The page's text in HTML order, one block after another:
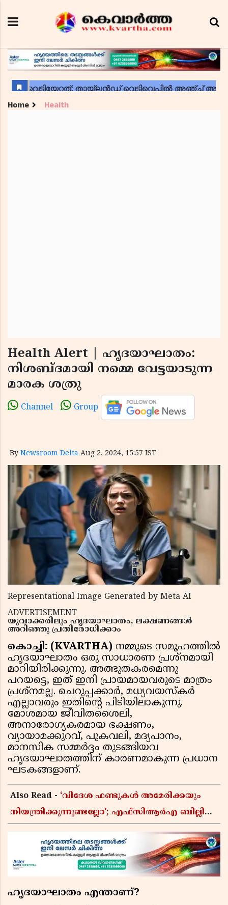
Home Health
Health Alert | ഹൃദയാഘാതം:
നിശബ്ദമായി നമ്മെ വേട്ടയാടുന്ന
മാരക ശത്രു
Channel Group
By Newsroom Delta Aug 2, 2024, 15:57 IST
Representational Image Generated by Meta AI
ADVERTISEMENT
യുവാക്കരിലും ഹൃദയാഘാതം, ലക്ഷണങ്ങൾ
അറിഞ്ഞു പ്രതിരോധിക്കാം
കൊച്ചി: (KVARTHA) നമ്മുടെ സമൂഹത്തിൽ
ഹൃദയാഘാതം ഒരു സാധാരണ പ്രശ്നമായി
മാറിയിരിക്കുന്നു. അത്ഭുതകരമെന്നു
പറയട്ടെ, ഇത് ഇനി പ്രായമായവരുടെ മാത്രം
പ്രശ്നമല്ല. ചെറുപ്പക്കാർ, മധ്യവയസ്കർ
എല്ലാവരും ഇതിന്റെ പിടിയിലാകുന്നു.
മോശമായ ജീവിതശൈലി,
അനാരോഗ്യകരമായ ഭക്ഷണം,
വ്യായാമക്കുറവ്, പുകവലി, മദ്യപാനം,
മാനസിക സമ്മർദ്ദം തുടങ്ങിയവ
ഹൃദയാഘാതത്തിന് കാരണമാകുന്ന പ്രധാന
ഘടകങ്ങളാണ്.
Also Read - ‘വിദേശ ഫണ്ടുകൾ അമേരിക്കയും
നിയന്ത്രിക്കുന്നുണ്ടല്ലോ’; എഫ്സിആർഎ ബില്ലിലെ
ഹൃദയാഘാതം എന്താണ്?